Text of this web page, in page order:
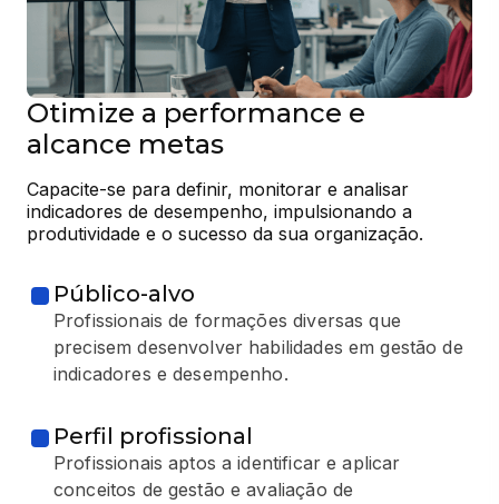
Otimize a performance e
alcance metas
Capacite-se para definir, monitorar e analisar
indicadores de desempenho, impulsionando a
produtividade e o sucesso da sua organização.
Público-alvo
Profissionais de formações diversas que
precisem desenvolver habilidades em gestão de
indicadores e desempenho.
Perfil profissional
Profissionais aptos a identificar e aplicar
conceitos de gestão e avaliação de